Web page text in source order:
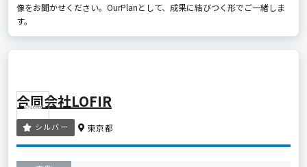
像をお聞かせください。OurPlanとして、成果に結びつく形でご一緒しま
す。
合同会社LOFIR
シルバー 東京都